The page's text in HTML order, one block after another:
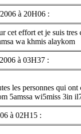
à 20H06 :
cet effort et je suis
wa khmis alaykom
à 03H37 :
les personnes qui
5amssa wi5miss 3in
à 02H15 :